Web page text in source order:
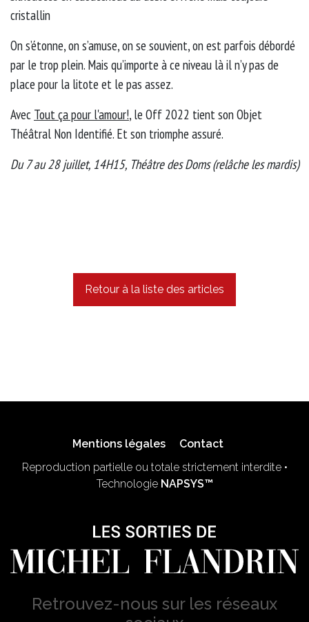
cristallin
On s’étonne, on s’amuse, on se souvient, on est parfois débordé
par le trop plein. Mais qu’importe à ce niveau là il n’y pas de
place pour la litote et le pas assez.
Avec Tout ça pour l'amour!, le Off 2022 tient son Objet
Théâtral Non Identifié. Et son triomphe assuré.
Du 7 au 28 juillet, 14H15, Théâtre des Doms (relâche les mardis)
Retour à la liste des articles
Mentions légales
Contact
Reproduction partielle ou totale strictement interdite •
Technologie NAPSYS™
Retrouvez-nous sur les réseaux